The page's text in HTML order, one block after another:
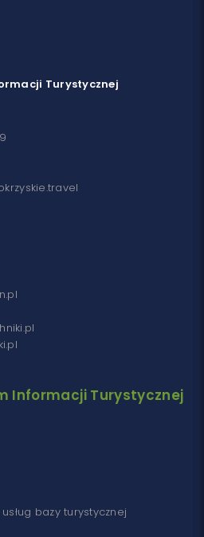
Turystycznej
Informacji Turystycznej
bazy turystycznej